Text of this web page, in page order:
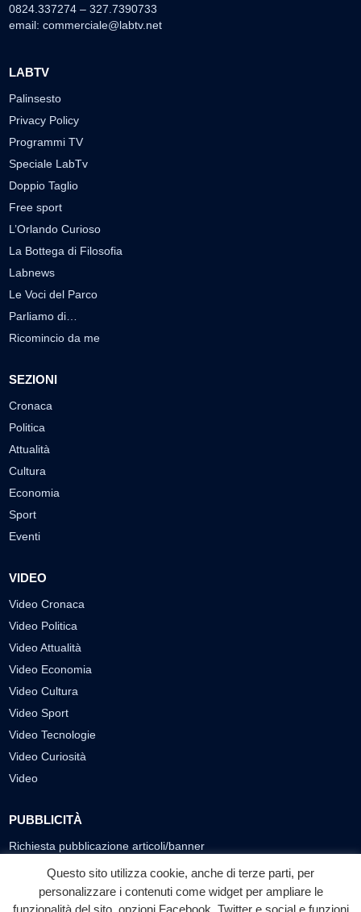
0824.337274 – 327.7390733
email: commerciale@labtv.net
LABTV
Palinsesto
Privacy Policy
Programmi TV
Speciale LabTv
Doppio Taglio
Free sport
L’Orlando Curioso
La Bottega di Filosofia
Labnews
Le Voci del Parco
Parliamo di…
Ricomincio da me
SEZIONI
Cronaca
Politica
Attualità
Cultura
Economia
Sport
Eventi
VIDEO
Video Cronaca
Video Politica
Video Attualità
Video Economia
Video Cultura
Video Sport
Video Tecnologie
Video Curiosità
Video
PUBBLICITÀ
Richiesta pubblicazione articoli/banner
SEGUICI SUI SOCIAL
Questo sito utilizza cookie, anche di terze parti, per
personalizzare i contenuti come widget per ampliare le